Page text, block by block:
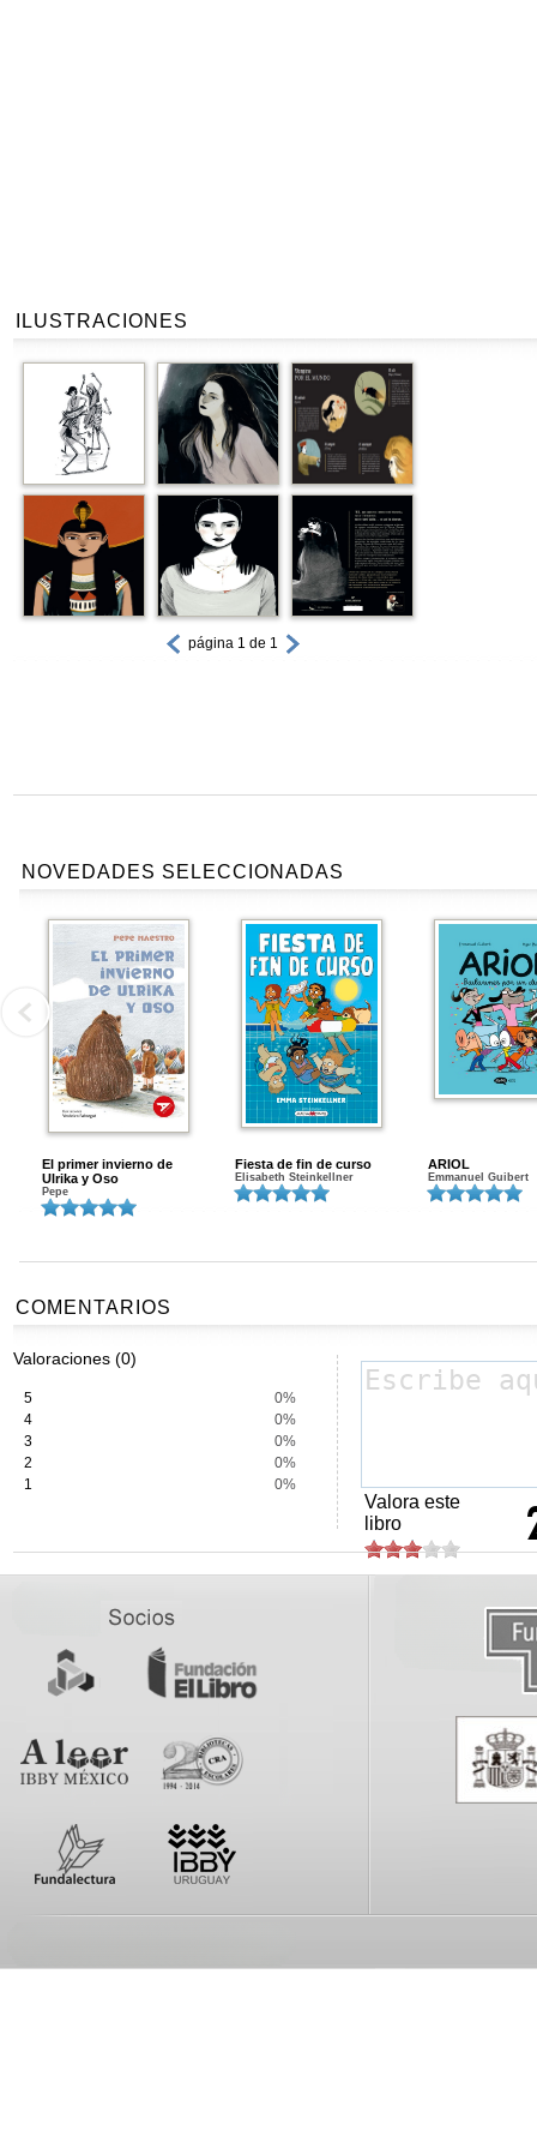
ILUSTRACIONES
página 1 de 1
NOVEDADES SELECCIONADAS
El primer invierno de
Ulrika y Oso
Pepe
Fiesta de fin de curso
Elisabeth Steinkellner
ARIOL
Emmanuel Guibert
COMENTARIOS
Valoraciones (0)
5
0%
4
0%
3
0%
2
0%
1
0%
Valora este
libro